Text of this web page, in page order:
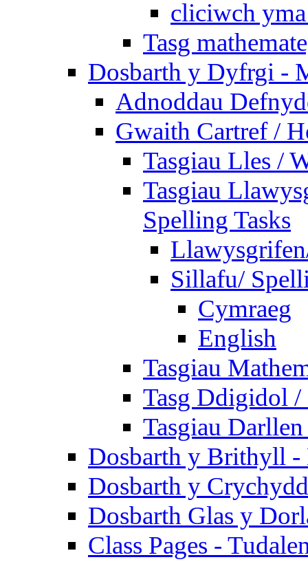
cliciwch
Tasg
Dosbarth y Dyfrgi -
Adnoddau
Gwaith Cartref /
Tasgiau Lles /
Tasgiau
Spelling Tasks
Sillafu/
Cymraeg
English
Tasgiau
Tasg Ddigidol
Tasgiau
Dosbarth y Brithyll
Dosbarth y
Dosbarth Glas y
Class Pages -